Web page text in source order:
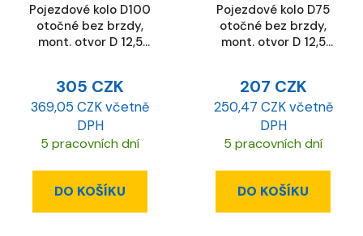
Pojezdové kolo D100
otočné bez brzdy,
mont. otvor D 12,5
305 CZK
369,05 CZK včetně
DPH
5 pracovních dní
DO KOŠÍKU
Pojezdové kolo D75
otočné bez brzdy,
mont. otvor D 12,5
207 CZK
250,47 CZK včetně
DPH
5 pracovních dní
DO KOŠÍKU